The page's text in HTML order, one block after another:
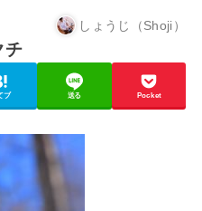
しょうじ（Shoji）
チ
ブ 送る Pocket